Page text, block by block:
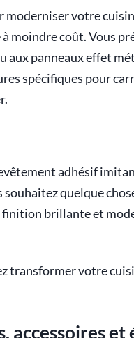
votre
moindre coût. Vous
aux panneaux effet
spécifiques pour
adhésif
quelque
finition brillante et
transformer votre
accessoires et